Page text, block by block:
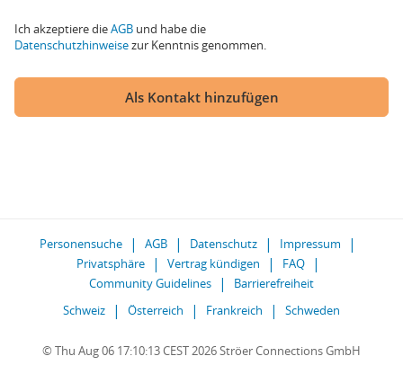
Ich akzeptiere dieAGB und habe die
Datenschutzhinweisezur Kenntnis genommen.
Als Kontakt hinzufügen
Personensuche AGB Datenschutz
Impressum
Privatsphäre
Vertrag kündigen
FAQ
Community Guidelines
Barrierefreiheit
Schweiz
Österreich Frankreich Schweden
© Thu Aug 06 17:10:13 CEST 2026 Ströer Connections GmbH